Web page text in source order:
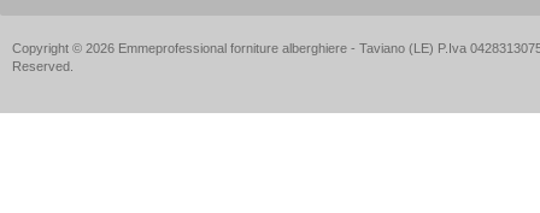
Copyright © 2026 Emmeprofessional forniture alberghiere - Taviano (LE) P.Iva
Reserved.